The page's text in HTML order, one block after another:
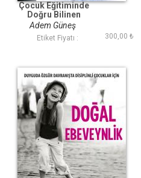
Çocuk Eğitiminde
Doğru Bilinen
Yanlışlar
Adem Güneş
Etiket Fiyatı : 300,00 ₺